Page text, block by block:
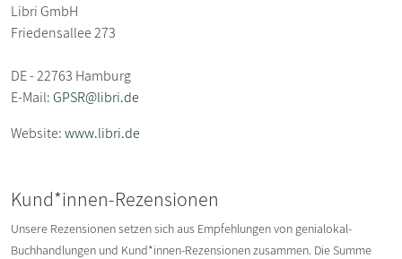
Libri GmbH
Friedensallee 273
DE - 22763 Hamburg
E-Mail:GPSR@libri.de
Website:www.libri.de
Kund*innen-Rezensionen
Unsere Rezensionen setzen sich aus Empfehlungen von genialokal-
Buchhandlungen und Kund*innen-Rezensionen zusammen. Die Summe